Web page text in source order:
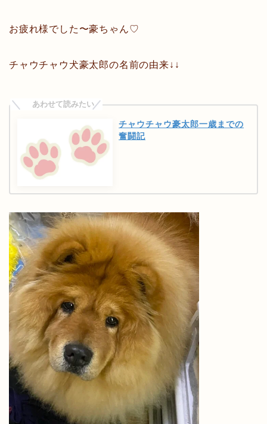
お疲れ様でした〜豪ちゃん♡
チャウチャウ犬豪太郎の名前の由来↓↓
チャウチャウ豪太郎一歳までの
奮闘記